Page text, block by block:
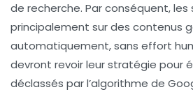
de recherche. Par conséquent,
principalement sur des contenus
automatiquement, sans effort
devront revoir leur stratégie pour
déclassés par l’algorithme de